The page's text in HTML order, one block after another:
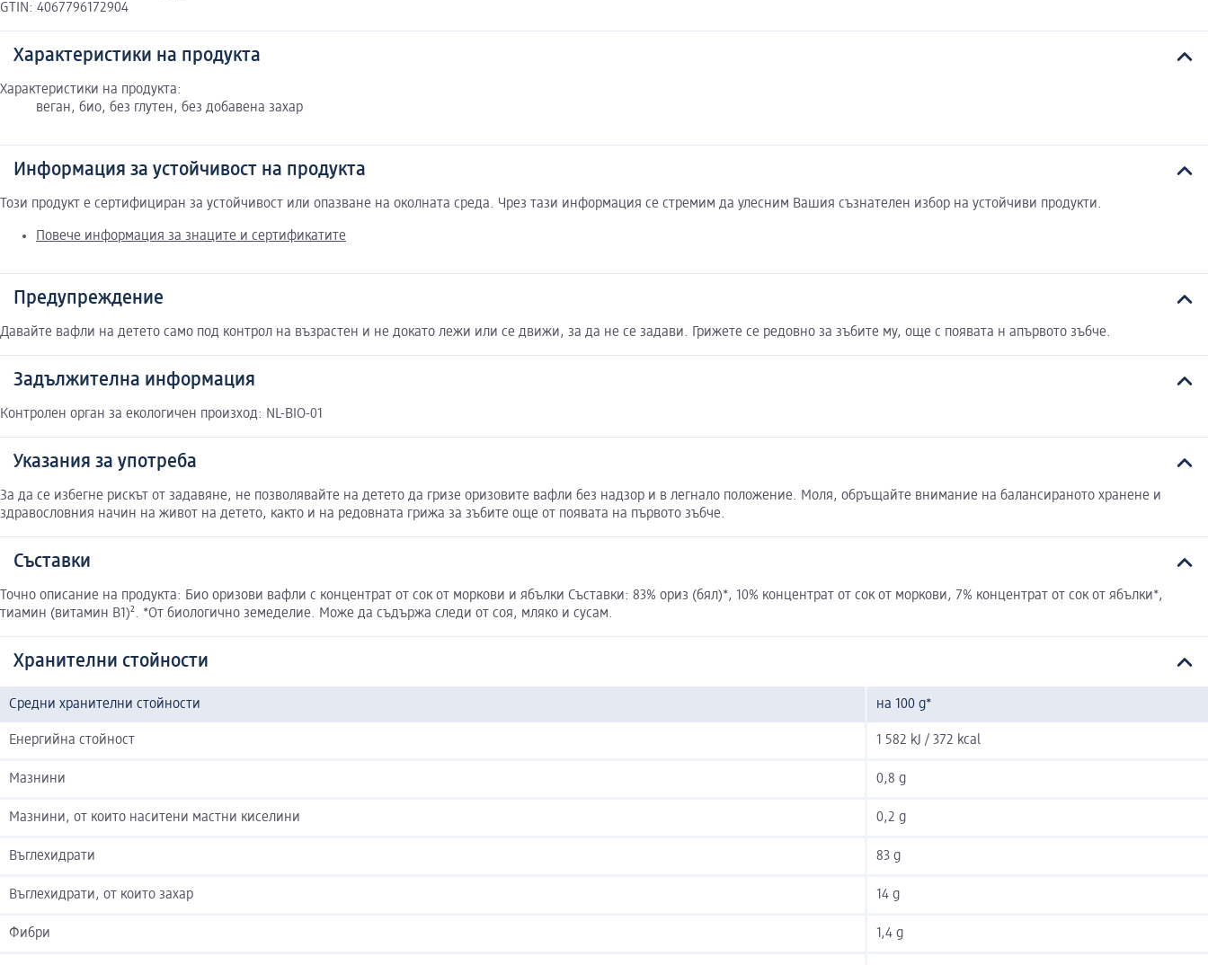
GTIN: 4067796172904
Характеристики на продукта
Характеристики на продукта:
веган, био, без глутен, без добавена захар
Информация за устойчивост на продукта
Този продукт е сертифициран за устойчивост или опазване на околната среда. Чрез тази информация се стремим да улесним Вашия съзнателен избор на устойчиви продукти.
Повече информация за знаците и сертификатите
Предупреждение
Давайте вафли на детето само под контрол на възрастен и не докато лежи или се движи, за да не се задави. Грижете се редовно за зъбите му, още с появата н апървото зъбче.
Задължителна информация
Контролен орган за екологичен произход: NL-BIO-01
Указания за употреба
За да се избегне рискът от задавяне, не позволявайте на детето да гризе оризовите вафли без надзор и в легнало положение. Моля, обръщайте внимание на балансираното хранене и
здравословния начин на живот на детето, както и на редовната грижа за зъбите още от появата на първото зъбче.
Съставки
Точно описание на продукта: Био оризови вафли с концентрат от сок от моркови и ябълки Съставки: 83% ориз (бял)*, 10% концентрат от сок от моркови, 7% концентрат от сок от ябълки*,
тиамин (витамин B1)². *От биологично земеделие. Може да съдържа следи от соя, мляко и сусам.
Хранителни стойности
Средни хранителни стойности на 100 g*
Енергийна стойност 1 582 kJ / 372 kcal
Мазнини 0,8 g
Мазнини, от които наситени мастни киселини 0,2 g
Въглехидрати 83 g
Въглехидрати, от които захар 14 g
Фибри 1,4 g